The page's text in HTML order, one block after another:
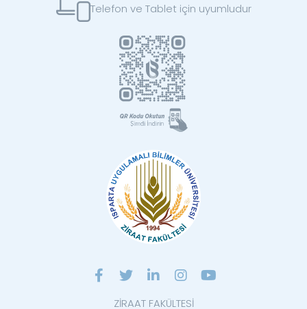
Telefon ve Tablet için uyumludur
ZİRAAT FAKÜLTESİ